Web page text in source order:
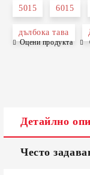
Ние ще се
5015 6015
дълбока тава
Оцени продукта
Детайлно
Често